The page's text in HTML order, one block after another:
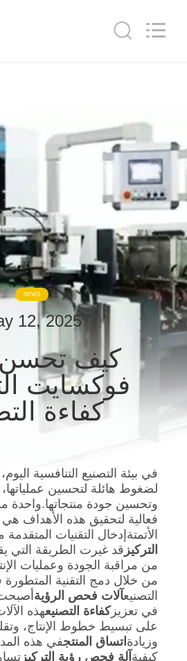
منتجات
معلومات
عنا
جولة
في
المعمل
مراقبة
الجودة
اتصل
بنا
اطلب
اقتباس
خريطة
الموقع
PRIVACY
Co.,Ltd.
NEWS
12, 2025
كيف تحسن
فوكسايت
كفاءة
في بيئة التصنيع التنافسية
لضغوط هائلة لتحسين
وتحسين جودة منتجاتها.واحدة
فعالية لتحقيق هذه الأهداف
الأتمتةإدخال التقنيات المتقدمة
التركيز قد غيرت الطريقة التي
من مراقبة الجودة وعمليات
من خلال دمج التقنية
التصنيعآلات فحص الرؤية
في تعزيزكفاءة التصنيعهذه
على تبسيط خطوط الإنتاج،
وزيادة اتساق المنتجفي هذه
كيفية آلة فحص رؤية التركيز